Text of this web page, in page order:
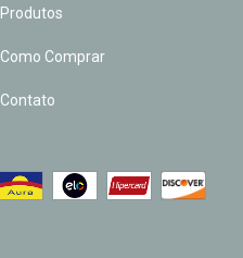
Produtos
Como Comprar
Contato